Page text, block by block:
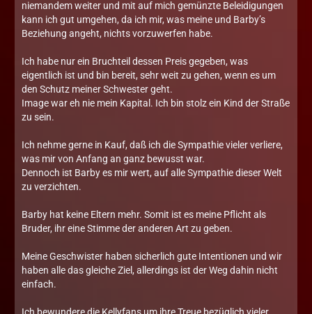
niemandem weiter und mit auf mich gemünzte Beleidigungen
kann ich gut umgehen, da ich mir, was meine und Barby’s
Beziehung angeht, nichts vorzuwerfen habe.
Ich habe nur ein Bruchteil dessen Preis gegeben, was
eigentlich ist und bin bereit, sehr weit zu gehen, wenn es um
den Schutz meiner Schwester geht.
Image war eh nie mein Kapital. Ich bin stolz ein Kind der Straße
zu sein.
Ich nehme gerne in Kauf, daß ich die Sympathie vieler verliere,
was mir von Anfang an ganz bewusst war.
Dennoch ist Barby es mir wert, auf alle Sympathie dieser Welt
zu verzichten.
Barby hat keine Eltern mehr. Somit ist es meine Pflicht als
Bruder, ihr eine Stimme der anderen Art zu geben.
Meine Geschwister haben sicherlich gute Intentionen und wir
haben alle das gleiche Ziel, allerdings ist der Weg dahin nicht
einfach.